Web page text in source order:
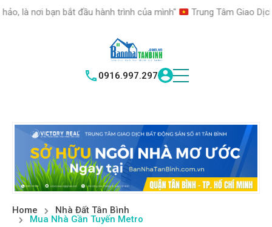
trình của mình" Trung Tâm Giao Dịch Mua Bán, Ký Gửi, Cho
0916.997.297
Home
Nhà Đất Tân Bình
Mua Nhà Gần Tuyến Metro
HỆ THỐNG TRUNG TÂM GIAO DỊCH BĐS TỐT NHẤT QUẬN
TÂN BÌNHVICTORY REAL TÌM HIỂU NGAY